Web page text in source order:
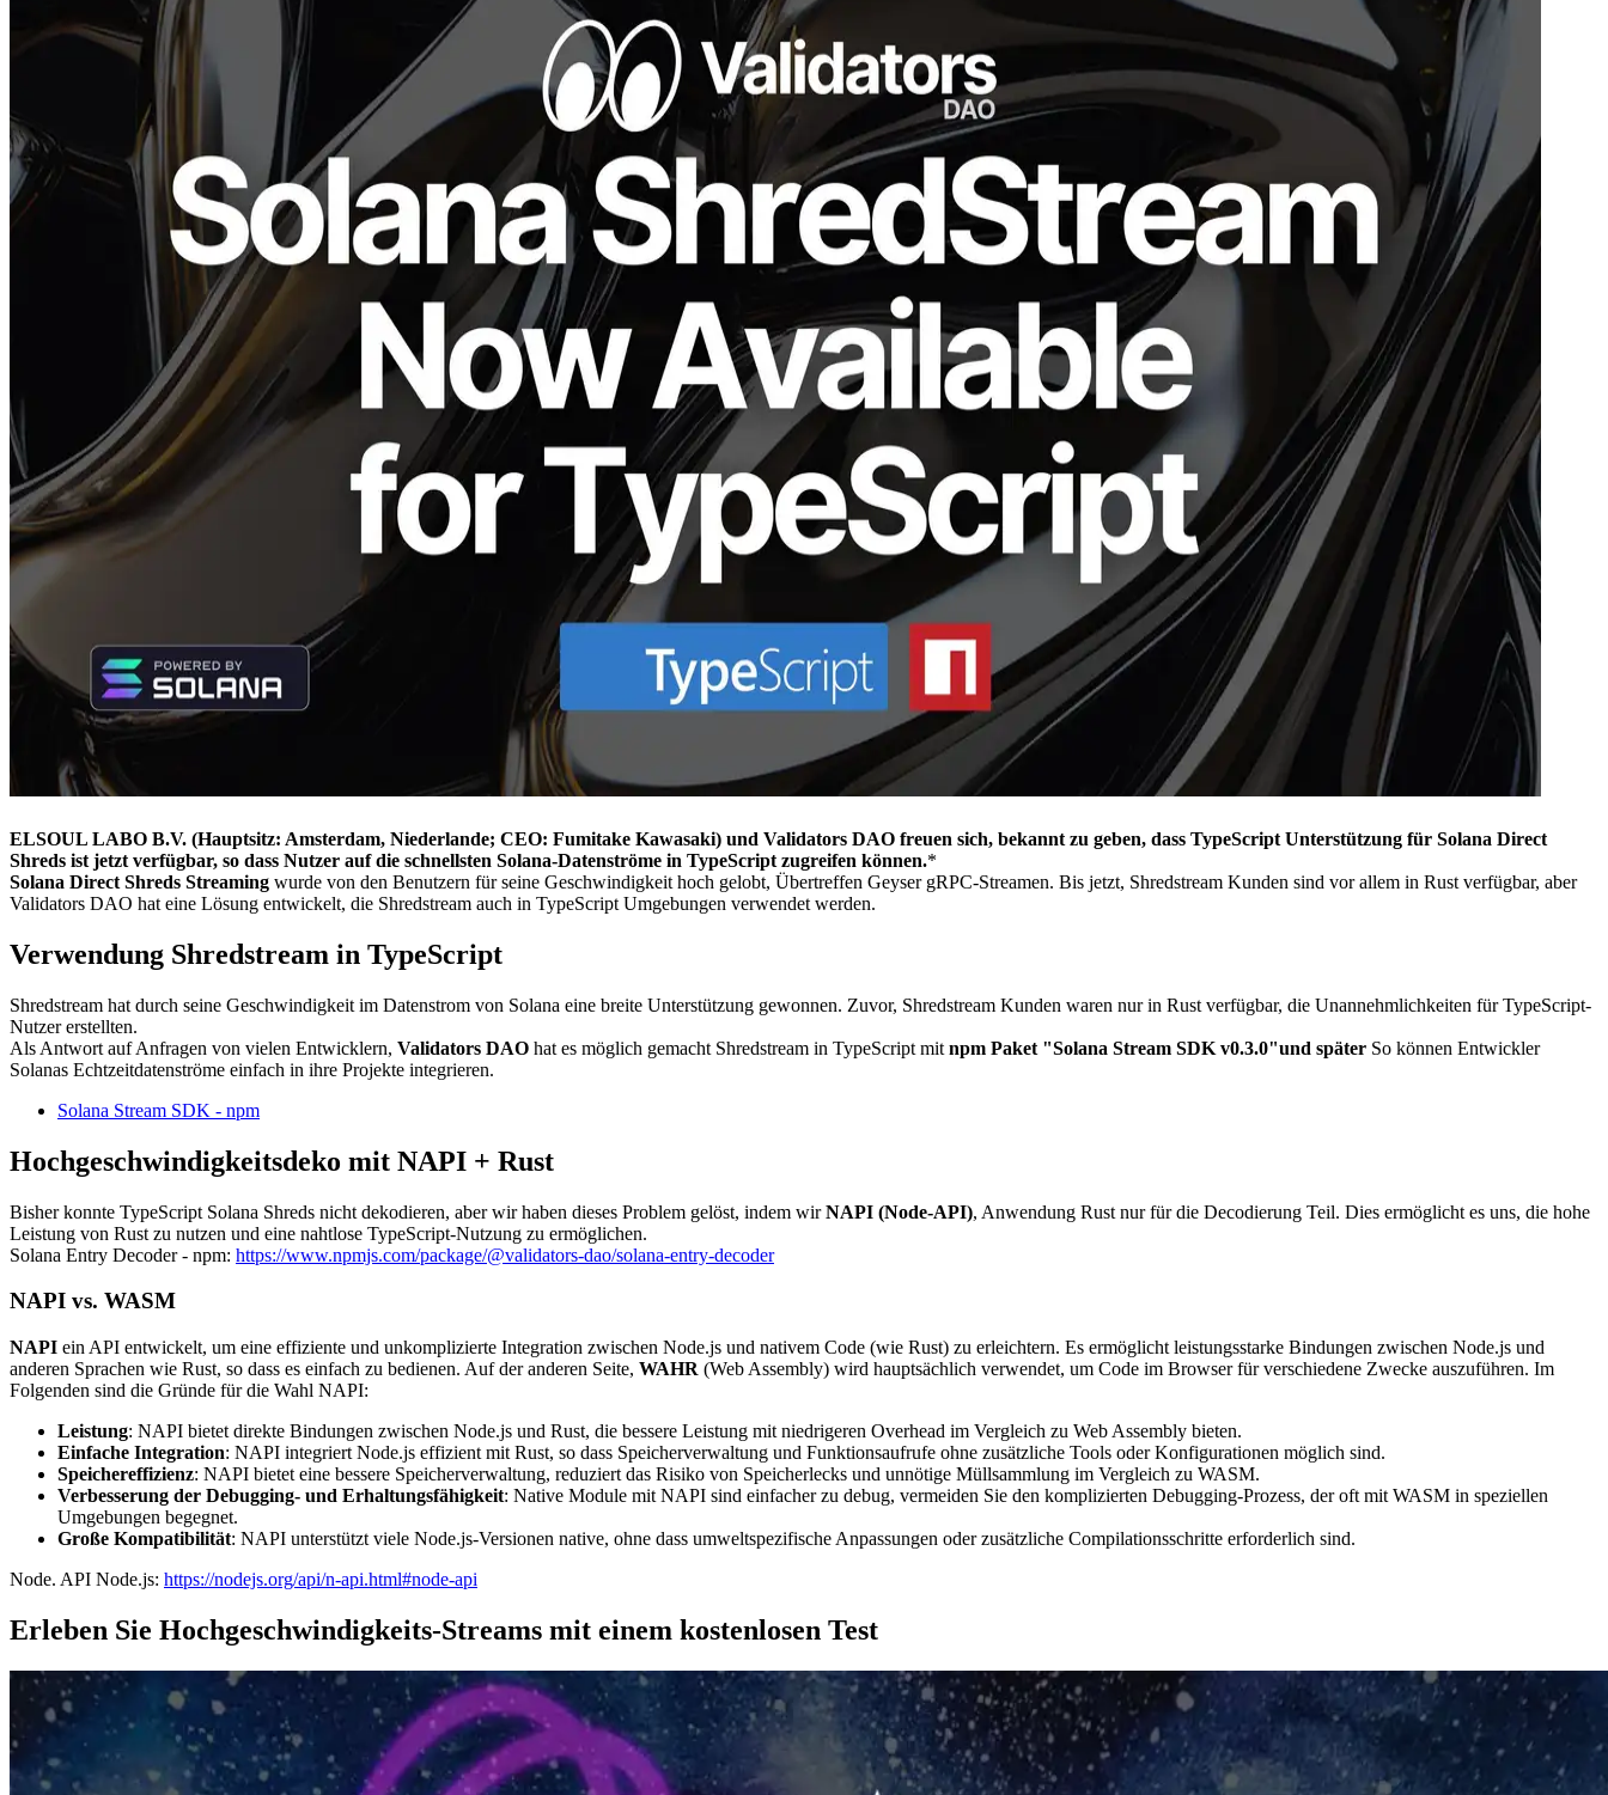
ELSOUL LABO B.V. (Hauptsitz: Amsterdam, Niederlande; CEO: Fumitake Kawasaki) und Validators DAO freuen sich, bekannt zu geben, dass TypeScript Unterstützung für Solana Direct
Shreds ist jetzt verfügbar, so dass Nutzer auf die schnellsten Solana-Datenströme in TypeScript zugreifen können.*
Solana Direct Shreds Streaming wurde von den Benutzern für seine Geschwindigkeit hoch gelobt, Übertreffen Geyser gRPC-Streamen. Bis jetzt, Shredstream Kunden sind vor allem in Rust verfügbar, aber
Validators DAO hat eine Lösung entwickelt, die Shredstream auch in TypeScript Umgebungen verwendet werden.
Verwendung Shredstream in TypeScript
Shredstream hat durch seine Geschwindigkeit im Datenstrom von Solana eine breite Unterstützung gewonnen. Zuvor, Shredstream Kunden waren nur in Rust verfügbar, die Unannehmlichkeiten für TypeScript-
Nutzer erstellten.
Als Antwort auf Anfragen von vielen Entwicklern, Validators DAO hat es möglich gemacht Shredstream in TypeScript mit npm Paket "Solana Stream SDK v0.3.0"und später So können Entwickler
Solanas Echtzeitdatenströme einfach in ihre Projekte integrieren.
Solana Stream SDK - npm
Hochgeschwindigkeitsdeko mit NAPI + Rust
Bisher konnte TypeScript Solana Shreds nicht dekodieren, aber wir haben dieses Problem gelöst, indem wirNAPI (Node-API), Anwendung Rust nur für die Decodierung Teil. Dies ermöglicht es uns, die hohe
Leistung von Rust zu nutzen und eine nahtlose TypeScript-Nutzung zu ermöglichen.
Solana Entry Decoder - npm: https://www.npmjs.com/package/@validators-dao/solana-entry-decoder
NAPI vs. WASM
NAPI ein API entwickelt, um eine effiziente und unkomplizierte Integration zwischen Node.js und nativem Code (wie Rust) zu erleichtern. Es ermöglicht leistungsstarke Bindungen zwischen Node.js und
anderen Sprachen wie Rust, so dass es einfach zu bedienen. Auf der anderen Seite, WAHR (Web Assembly) wird hauptsächlich verwendet, um Code im Browser für verschiedene Zwecke auszuführen. Im
Folgenden sind die Gründe für die Wahl NAPI:
Leistung: NAPI bietet direkte Bindungen zwischen Node.js und Rust, die bessere Leistung mit niedrigeren Overhead im Vergleich zu Web Assembly bieten.
Einfache Integration: NAPI integriert Node.js effizient mit Rust, so dass Speicherverwaltung und Funktionsaufrufe ohne zusätzliche Tools oder Konfigurationen möglich sind.
Speichereffizienz: NAPI bietet eine bessere Speicherverwaltung, reduziert das Risiko von Speicherlecks und unnötige Müllsammlung im Vergleich zu WASM.
Verbesserung der Debugging- und Erhaltungsfähigkeit: Native Module mit NAPI sind einfacher zu debug, vermeiden Sie den komplizierten Debugging-Prozess, der oft mit WASM in speziellen
Umgebungen begegnet.
Große Kompatibilität: NAPI unterstützt viele Node.js-Versionen native, ohne dass umweltspezifische Anpassungen oder zusätzliche Compilationsschritte erforderlich sind.
Node. API Node.js: https://nodejs.org/api/n-api.html#node-api
Erleben Sie Hochgeschwindigkeits-Streams mit einem kostenlosen Test